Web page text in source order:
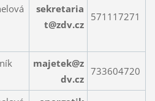
sekretaria
t@zdv.cz
571117271
majetek@z
dv.cz
733604720